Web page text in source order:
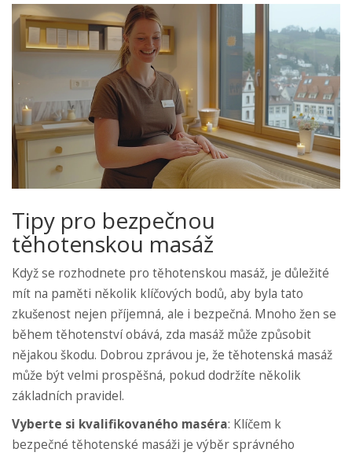
Tipy pro bezpečnou
těhotenskou masáž
Když se rozhodnete pro těhotenskou masáž, je důležité
mít na paměti několik klíčových bodů, aby byla tato
zkušenost nejen příjemná, ale i bezpečná. Mnoho žen se
během těhotenství obává, zda masáž může způsobit
nějakou škodu. Dobrou zprávou je, že těhotenská masáž
může být velmi prospěšná, pokud dodržíte několik
základních pravidel.
Vyberte si kvalifikovaného maséra: Klíčem k
bezpečné těhotenské masáži je výběr správného